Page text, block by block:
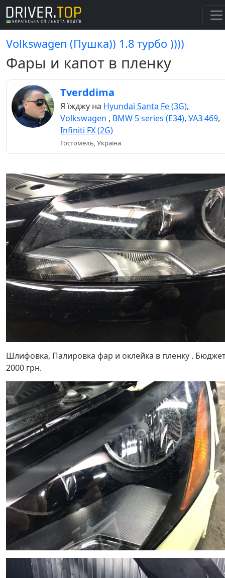
Volkswagen (Пушка)) 1.8 турбо ))))
Фары и капот в пленку
Tverddima
Я їжджу на Hyundai Santa Fe (3G),
Volkswagen , BMW 5 series (E34), УАЗ 469,
Infiniti FX (2G)
Гостомель, Україна
Шлифовка, Палировка фар и оклейка в пленку .
2000 грн.